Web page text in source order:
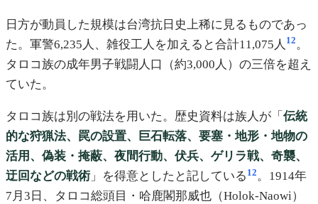
日方が動員した規模は台湾抗日史上稀に見るものであっ
た。軍警6,235人、雑役工人を加えると合計11,075人 12。
タロコ族の成年男子戦闘人口（約3,000人）の三倍を超え
ていた。
タロコ族は別の戦法を用いた。歴史資料は族人が「 伝統
的な狩猟法、罠の設置、巨石転落、要塞・地形・地物の
活用、偽装・掩蔽、夜間行動、伏兵、ゲリラ戦、奇襲、
迂回などの戦術」を得意としたと記している 12。1914年
7月3日、タロコ総頭目・哈鹿閣那威也（Holok-Naowi）